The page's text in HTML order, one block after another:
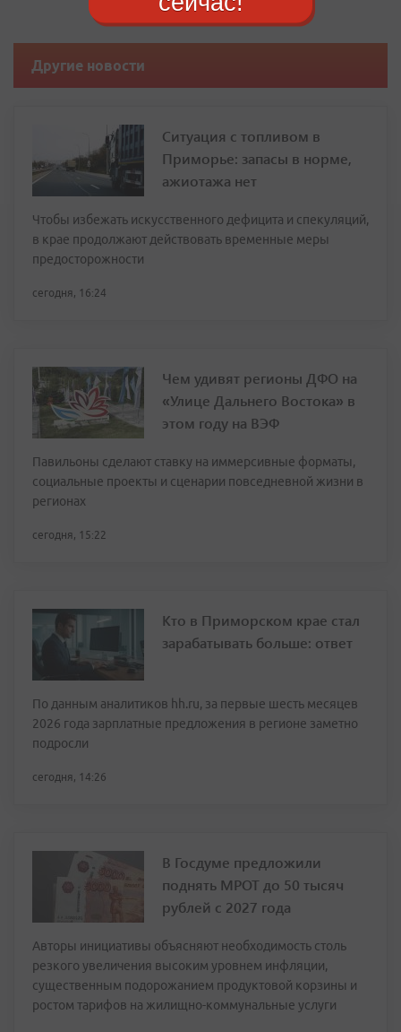
Другие новости
Ситуация с топливом в
Приморье: запасы в норме,
ажиотажа нет
Чтобы избежать искусственного дефицита и спекуляций,
в крае продолжают действовать временные меры
предосторожности
сегодня, 16:24
Чем удивят регионы ДФО на
«Улице Дальнего Востока» в
этом году на ВЭФ
Павильоны сделают ставку на иммерсивные форматы,
социальные проекты и сценарии повседневной жизни в
регионах
сегодня, 15:22
Кто в Приморском крае стал
зарабатывать больше: ответ
По данным аналитиков hh.ru, за первые шесть месяцев
2026 года зарплатные предложения в регионе заметно
подросли
сегодня, 14:26
В Госдуме предложили
поднять МРОТ до 50 тысяч
рублей с 2027 года
Авторы инициативы объясняют необходимость столь
резкого увеличения высоким уровнем инфляции,
существенным подорожанием продуктовой корзины и
ростом тарифов на жилищно-коммунальные услуги